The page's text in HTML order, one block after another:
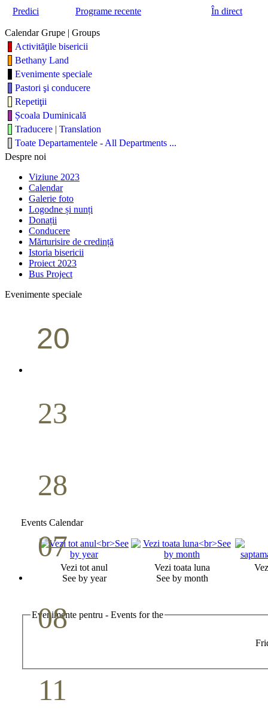
Predici Programe recente În direct
Calendar Grupe | Groups
Activităţile bisericii
Bethany Land
Evenimente speciale
Pastori şi conducere
Repetiţii
Școala Duminicală
Traducere | Translation
Toate Departamentele - All Departments ...
Despre noi
Viziune 2023
Calendar
Galerie foto
Logodne și nunți
Donații
Conducere
Mărturisire de credință
Istoria bisericii
Proiect 2023
Bus Project
Evenimente speciale
20
23
28
07 Cina Domnului
08 Studiu biblic pentru tineri
11
Events Calendar
Vezi tot anul
See by year
Vezi toata luna
See by month
Evenimente pentru - Events for the